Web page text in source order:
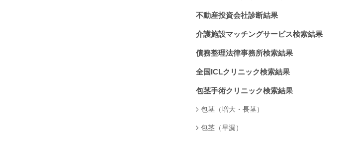
不動産投資会社診断結果
介護施設マッチングサービス検索結果
債務整理法律事務所検索結果
全国ICLクリニック検索結果
包茎手術クリニック検索結果
包茎（増大・長茎）
包茎（早漏）